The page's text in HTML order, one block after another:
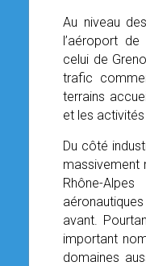
Au niveau
l’aéroport
celui de
trafic
terrains
et les
Du côté
massivement
Rhône-
avant.
important
domaines